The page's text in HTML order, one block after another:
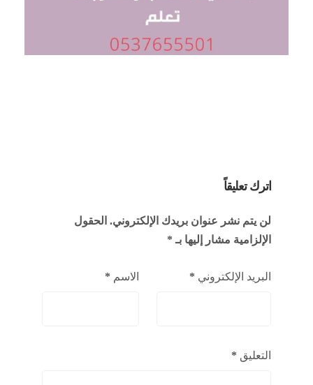
اترك تعليقاً
لن يتم نشر عنوان بريدك الإلكتروني. الحقول
الإلزامية مشار إليها بـ *
الاسم * البريد الإلكتروني *
التعليق *